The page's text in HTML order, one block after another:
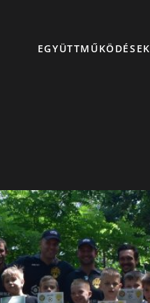
EGYÜTTMŰKÖDÉSEK